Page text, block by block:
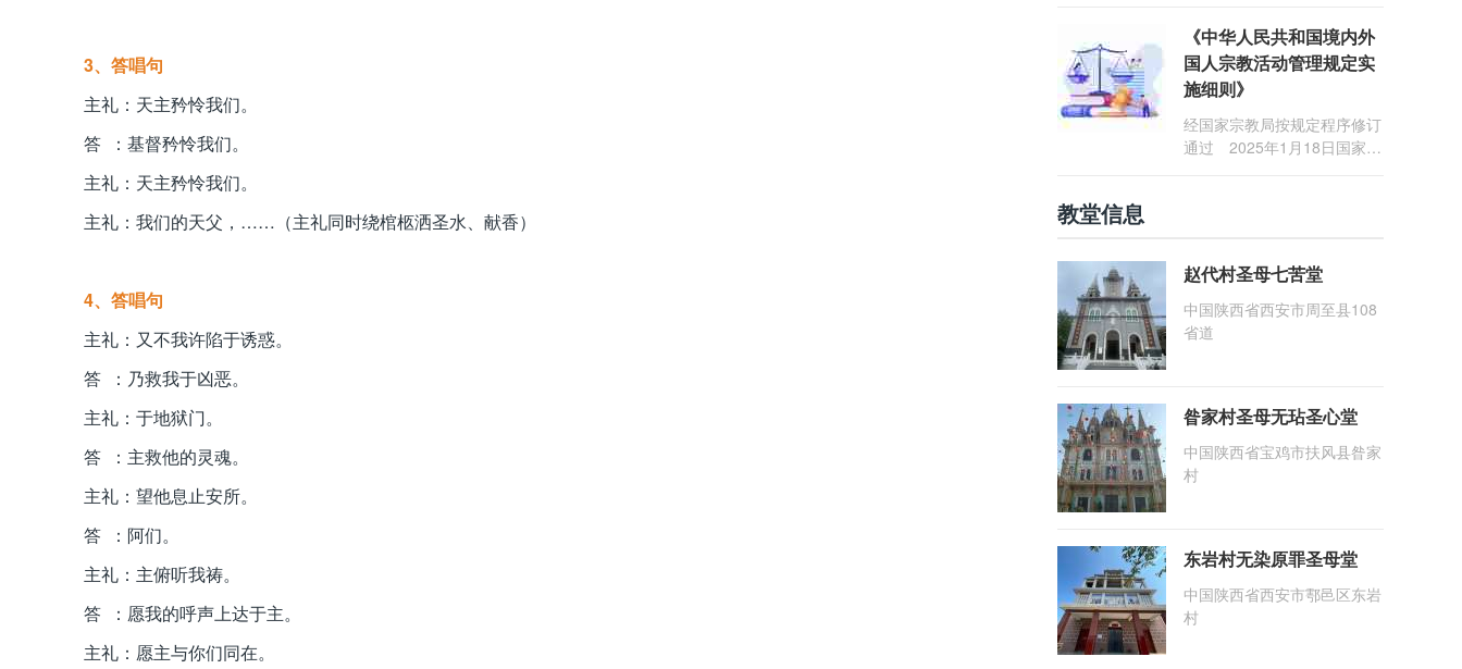
3、答唱句
主礼：天主矜怜我们。
答 ：基督矜怜我们。
主礼：天主矜怜我们。
主礼：我们的天父，……（主礼同时绕棺柩洒圣水、献香）
4、答唱句
主礼：又不我许陷于诱惑。
答 ：乃救我于凶恶。
主礼：于地狱门。
答 ：主救他的灵魂。
主礼：望他息止安所。
答 ：阿们。
主礼：主俯听我祷。
答 ：愿我的呼声上达于主。
主礼：愿主与你们同在。
《中华人民共和国境内外
国人宗教活动管理规定实
施细则》
经国家宗教局按规定程序修订
通过 2025年1月18日国家宗
教堂信息
赵代村圣母七苦堂
中国陕西省西安市周至县108
省道
昝家村圣母无玷圣心堂
中国陕西省宝鸡市扶风县昝家
村
东岩村无染原罪圣母堂
中国陕西省西安市鄠邑区东岩
村